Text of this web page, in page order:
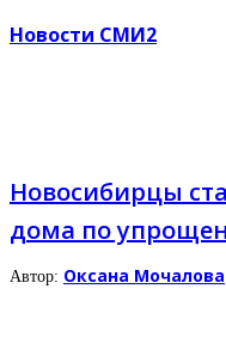
Новости СМИ2
Новосибирцы
дома по
Автор: Оксана Мочалова